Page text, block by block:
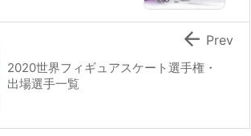
2020世界フィギュアスケート選手権・
出場選手一覧
 Prev